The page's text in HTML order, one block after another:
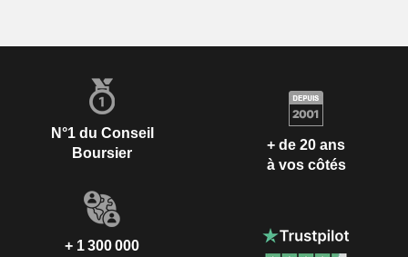
N°1 du Conseil
Boursier
+ de 20 ans
à vos côtés
+ 1 300 000